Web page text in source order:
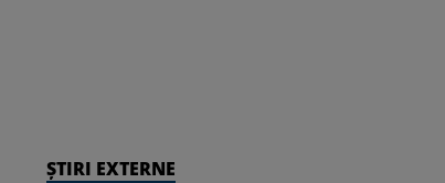
ȘTIRI EXTERNE